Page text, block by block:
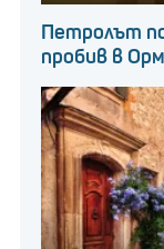
Петролът
пробив в